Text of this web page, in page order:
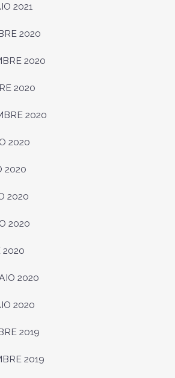
2021
2020
2020
2020
2020
2020
2020
2020
2020
2020
2020
2020
2019
2019